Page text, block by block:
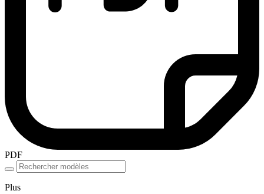
PDF
Plus